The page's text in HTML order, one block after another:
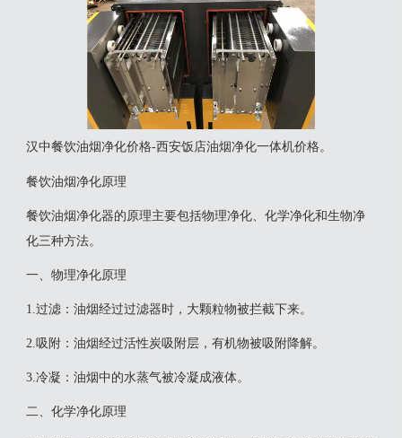
汉中餐饮油烟净化价格-西安饭店油烟净化一体机价格。
餐饮油烟净化原理
‌餐饮油烟净化器的原理主要包括物理净化、化学净化和生物净
化三种方法。‌
一、物理净化原理
‌1.过滤‌：油烟经过过滤器时，大颗粒物被拦截下来。
‌2.吸附‌：油烟经过活性炭吸附层，有机物被吸附降解。
‌3.冷凝‌：油烟中的水蒸气被冷凝成液体‌。
二、化学净化原理